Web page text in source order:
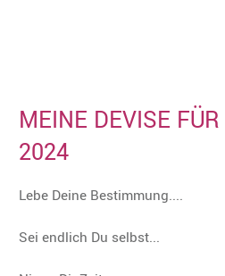
MEINE DEVISE
2024
Lebe Deine Bestimmung....
Sei endlich Du selbst...